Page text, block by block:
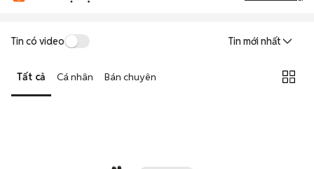
Tin có video Tin mới nhất
Tất cả Cá nhân Bán chuyên